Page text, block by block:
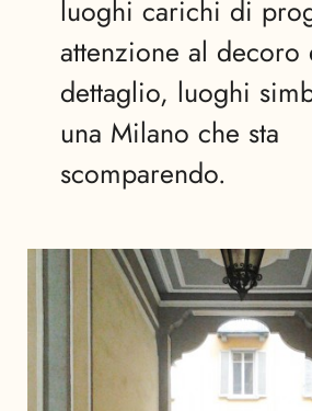
luoghi carichi di
attenzione al decoro
dettaglio, luoghi
una Milano che sta
scomparendo.